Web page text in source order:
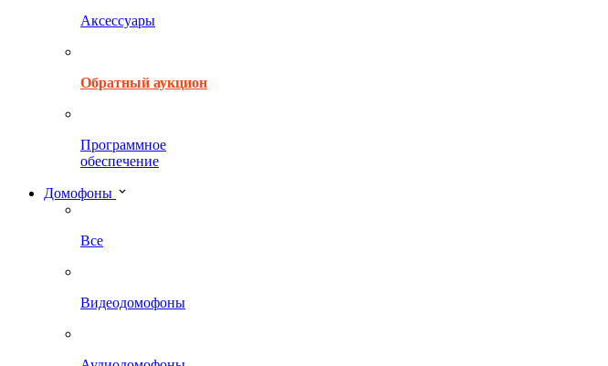
Аксессуары
Обратный аукцион
Программное
обеспечение
Домофоны
Все
Видеодомофоны